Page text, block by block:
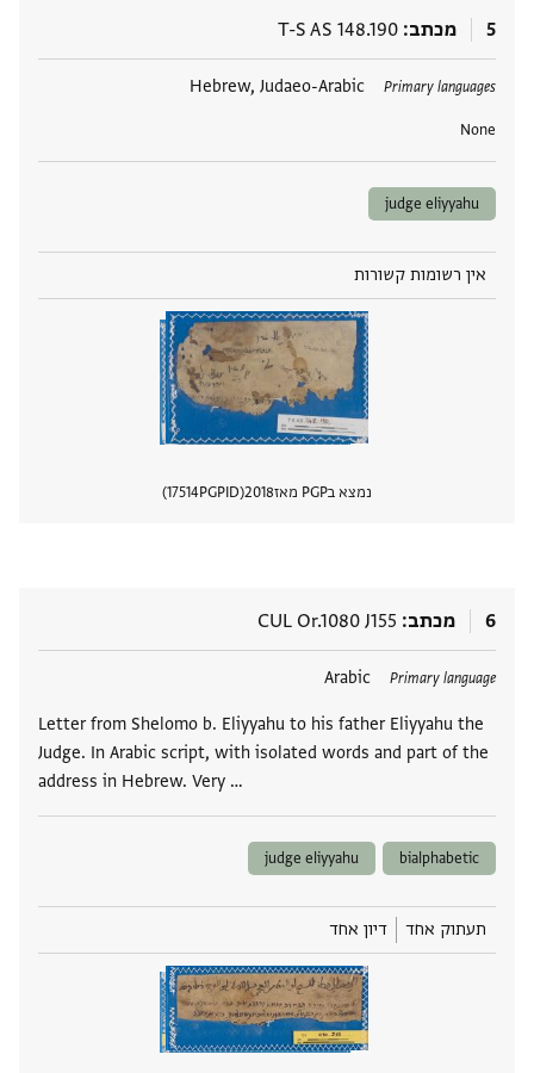
5 מכתב T-S AS 148.190
Primary languages
Hebrew, Judaeo-Arabic
None
תגים
judge eliyyahu
אין רשומות קשורות
נמצא בPGP מאז 2018
PGPID
17514
6 מכתב CUL Or.1080 J155
Primary language
Arabic
Letter from Shelomo b. Eliyyahu to his father Eliyyahu the
Judge. In Arabic script, with isolated words and part of the
address in Hebrew. Very …
תגים
bialphabetic
judge eliyyahu
תעתוק אחד דיון אחד